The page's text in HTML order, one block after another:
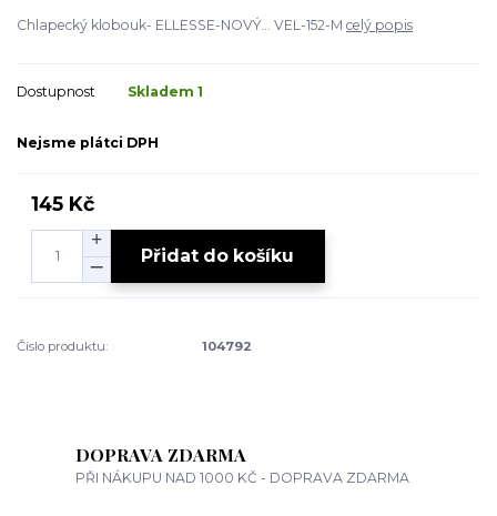
Chlapecký klobouk- ELLESSE-NOVÝ... VEL-152-M celý popis
Dostupnost Skladem 1
Nejsme plátci DPH
145 Kč
Přidat do košíku
Číslo produktu: 104792
DOPRAVA ZDARMA
PŘI NÁKUPU NAD 1000 KČ - DOPRAVA ZDARMA